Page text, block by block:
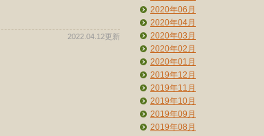
2022.04.12更新
2020年06月
2020年04月
2020年03月
2020年02月
2020年01月
2019年12月
2019年11月
2019年10月
2019年09月
2019年08月